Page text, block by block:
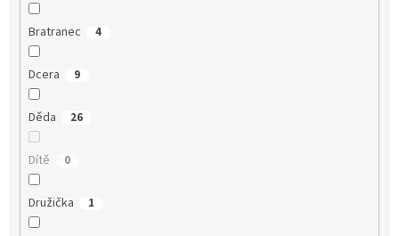
Bratranec 4
Dcera 9
Děda 26
Dítě 0
Družička 1